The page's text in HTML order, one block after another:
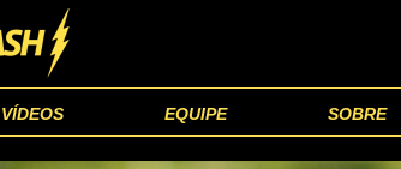
VÍDEOS EQUIPE SOBRE